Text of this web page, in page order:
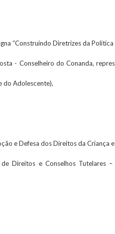
“Construindo Diretrizes da Política
- Conselheiro do Conanda,
do Adolescente),
e Defesa dos Direitos da Criança
de Direitos e Conselhos Tutelares